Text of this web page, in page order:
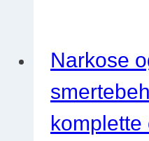
Narkose